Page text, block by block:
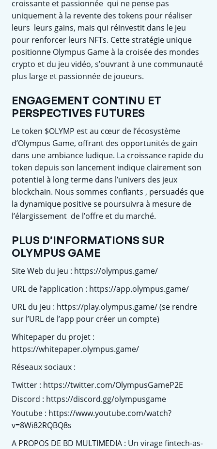
croissante et passionnée qui ne pense pas
uniquement à la revente des tokens pour réaliser
leurs leurs gains, mais qui réinvestit dans le jeu
pour renforcer leurs NFTs. Cette stratégie unique
positionne Olympus Game à la croisée des mondes
crypto et du jeu vidéo, s’ouvrant à une communauté
plus large et passionnée de joueurs.
ENGAGEMENT CONTINU ET
PERSPECTIVES FUTURES
Le token $OLYMP est au cœur de l’écosystème
d’Olympus Game, offrant des opportunités de gain
dans une ambiance ludique. La croissance rapide du
token depuis son lancement indique clairement son
potentiel à long terme dans l’univers des jeux
blockchain. Nous sommes confiants , persuadés que
la dynamique positive se poursuivra à mesure de
l’élargissement de l’offre et du marché.
PLUS D’INFORMATIONS SUR
OLYMPUS GAME
Site Web du jeu : https://olympus.game/
URL de l’application : https://app.olympus.game/
URL du jeu : https://play.olympus.game/ (se rendre
sur l’URL de l’app pour créer un compte)
Whitepaper du projet :
https://whitepaper.olympus.game/
Réseaux sociaux :
Twitter : https://twitter.com/OlympusGameP2E
Discord : https://discord.gg/olympusgame
Youtube : https://www.youtube.com/watch?
v=8Wi82RQBQ8s
A PROPOS DE BD MULTIMEDIA : Un virage fintech-as-